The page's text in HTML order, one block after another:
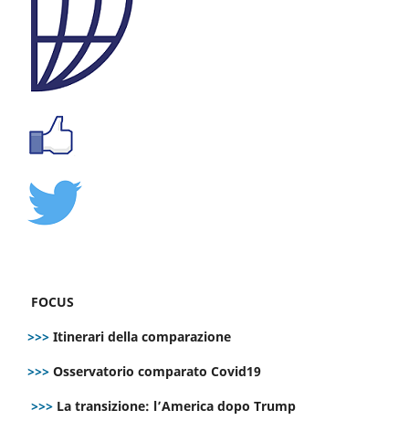
FOCUS
>>> Itinerari della comparazione
>>> Osservatorio comparato Covid19
>>> La transizione: l’America dopo Trump